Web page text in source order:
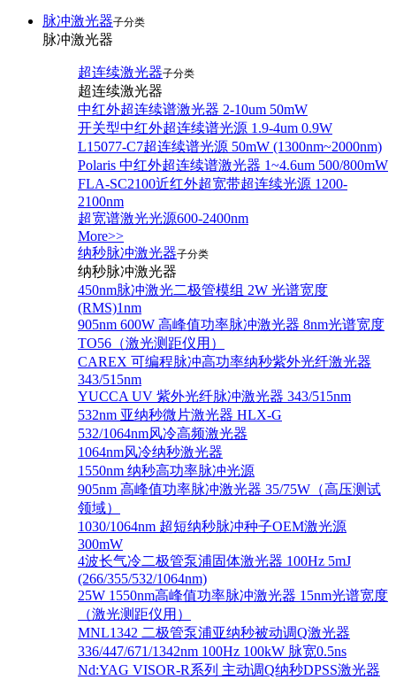
脉冲激光器子分类
脉冲激光器
超连续激光器子分类
超连续激光器
中红外超连续谱激光器 2-10um 50mW
开关型中红外超连续谱光源 1.9-4um 0.9W
L15077-C7超连续谱光源 50mW (1300nm~2000nm)
Polaris 中红外超连续谱激光器 1~4.6um 500/800mW
FLA-SC2100近红外超宽带超连续光源 1200-
2100nm
超宽谱激光光源600-2400nm
More>>
纳秒脉冲激光器子分类
纳秒脉冲激光器
450nm脉冲激光二极管模组 2W 光谱宽度
(RMS)1nm
905nm 600W 高峰值功率脉冲激光器 8nm光谱宽度
TO56（激光测距仪用）
CAREX 可编程脉冲高功率纳秒紫外光纤激光器
343/515nm
YUCCA UV 紫外光纤脉冲激光器 343/515nm
532nm 亚纳秒微片激光器 HLX-G
532/1064nm风冷高频激光器
1064nm风冷纳秒激光器
1550nm 纳秒高功率脉冲光源
905nm 高峰值功率脉冲激光器 35/75W（高压测试
领域）
1030/1064nm 超短纳秒脉冲种子OEM激光源
300mW
4波长气冷二极管泵浦固体激光器 100Hz 5mJ
(266/355/532/1064nm)
25W 1550nm高峰值功率脉冲激光器 15nm光谱宽度
（激光测距仪用）
MNL1342 二极管泵浦亚纳秒被动调Q激光器
336/447/671/1342nm 100Hz 100kW 脉宽0.5ns
Nd:YAG VISOR-R系列 主动调Q纳秒DPSS激光器